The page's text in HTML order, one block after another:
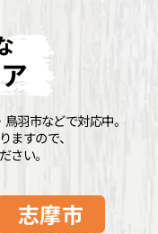
羽市などで対応中。
ますので、
さい。
志摩市